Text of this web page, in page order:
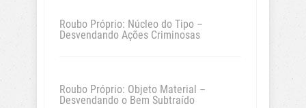
Roubo Próprio: Núcleo do Tipo –
Desvendando Ações Criminosas
Roubo Próprio: Objeto Material –
Desvendando o Bem Subtraído